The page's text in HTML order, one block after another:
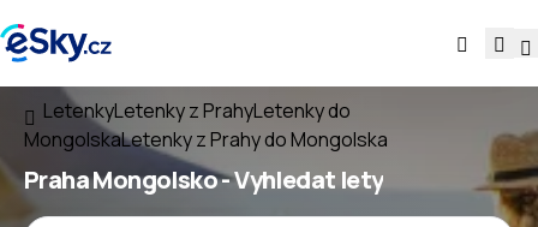
LetenkyLetenky z PrahyLetenky do
MongolskaLetenky z Prahy do Mongolska
Praha Mongolsko- Vyhledat lety